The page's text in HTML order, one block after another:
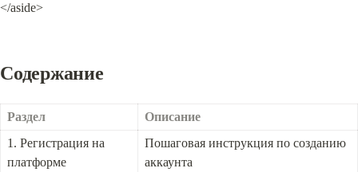
</aside>
Содержание
Раздел
Описание
1. Регистрация на
платформе
Пошаговая инструкция по созданию
аккаунта